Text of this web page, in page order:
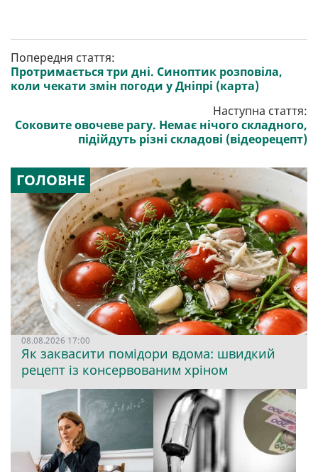
Попередня стаття:
Протримається три дні. Синоптик розповіла,
коли чекати змін погоди у Дніпрі (карта)
Наступна стаття:
Соковите овочеве рагу. Немає нічого складного,
підійдуть різні складові (відеорецепт)
ГОЛОВНЕ
08.08.2026 17:00
Як заквасити помідори вдома: швидкий
рецепт із консервованим хріном